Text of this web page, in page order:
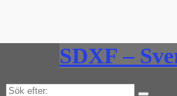
SDXF –
Sök